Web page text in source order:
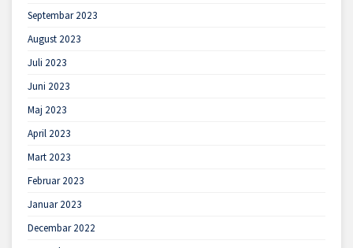
Septembar 2023
August 2023
Juli 2023
Juni 2023
Maj 2023
April 2023
Mart 2023
Februar 2023
Januar 2023
Decembar 2022